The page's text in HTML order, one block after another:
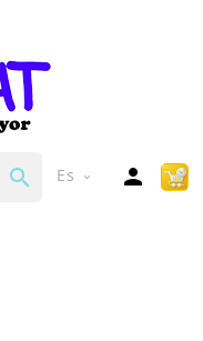
 Es expand_more 